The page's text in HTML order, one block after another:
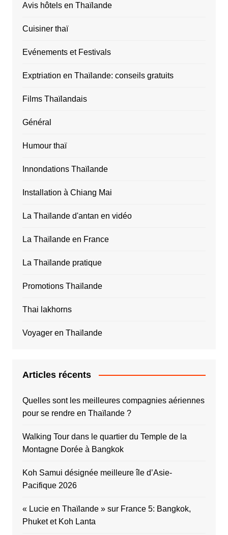
Avis hôtels en Thaïlande
Cuisiner thaï
Evénements et Festivals
Exptriation en Thaïlande: conseils gratuits
Films Thaïlandais
Général
Humour thaï
Innondations Thaïlande
Installation à Chiang Mai
La Thaïlande d'antan en vidéo
La Thaïlande en France
La Thaïlande pratique
Promotions Thaïlande
Thai lakhorns
Voyager en Thaïlande
Articles récents
Quelles sont les meilleures compagnies aériennes
pour se rendre en Thaïlande ?
Walking Tour dans le quartier du Temple de la
Montagne Dorée à Bangkok
Koh Samui désignée meilleure île d’Asie-
Pacifique 2026
« Lucie en Thaïlande » sur France 5: Bangkok,
Phuket et Koh Lanta